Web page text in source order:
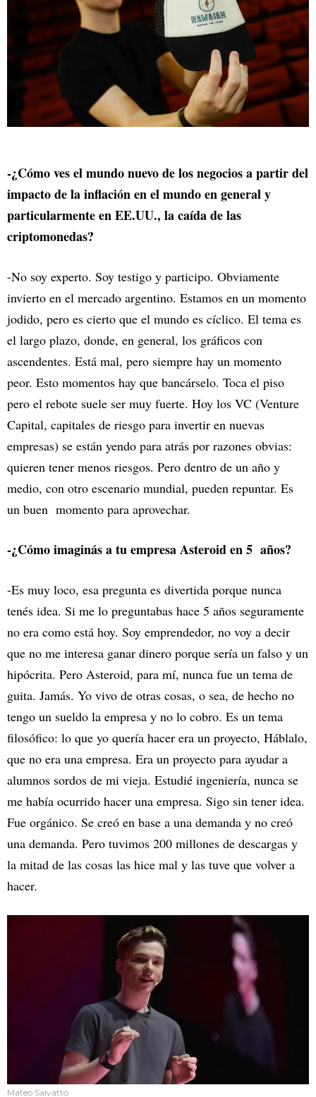
-¿Cómo ves el mundo nuevo de los negocios a partir del
impacto de la inflación en el mundo en general y
particularmente en EE.UU., la caída de las
criptomonedas?
-No soy experto. Soy testigo y participo. Obviamente
invierto en el mercado argentino. Estamos en un momento
jodido, pero es cierto que el mundo es cíclico. El tema es
el largo plazo, donde, en general, los gráficos con
ascendentes. Está mal, pero siempre hay un momento
peor. Esto momentos hay que bancárselo. Toca el piso
pero el rebote suele ser muy fuerte. Hoy los VC (Venture
Capital, capitales de riesgo para invertir en nuevas
empresas) se están yendo para atrás por razones obvias:
quieren tener menos riesgos. Pero dentro de un año y
medio, con otro escenario mundial, pueden repuntar. Es
un buen momento para aprovechar.
-¿Cómo imaginás a tu empresa Asteroid en 5 años?
-Es muy loco, esa pregunta es divertida porque nunca
tenés idea. Si me lo preguntabas hace 5 años seguramente
no era como está hoy. Soy emprendedor, no voy a decir
que no me interesa ganar dinero porque sería un falso y un
hipócrita. Pero Asteroid, para mí, nunca fue un tema de
guita. Jamás. Yo vivo de otras cosas, o sea, de hecho no
tengo un sueldo la empresa y no lo cobro. Es un tema
filosófico: lo que yo quería hacer era un proyecto, Háblalo,
que no era una empresa. Era un proyecto para ayudar a
alumnos sordos de mi vieja. Estudié ingeniería, nunca se
me había ocurrido hacer una empresa. Sigo sin tener idea.
Fue orgánico. Se creó en base a una demanda y no creó
una demanda. Pero tuvimos 200 millones de descargas y
la mitad de las cosas las hice mal y las tuve que volver a
hacer.
Mateo Salvatto